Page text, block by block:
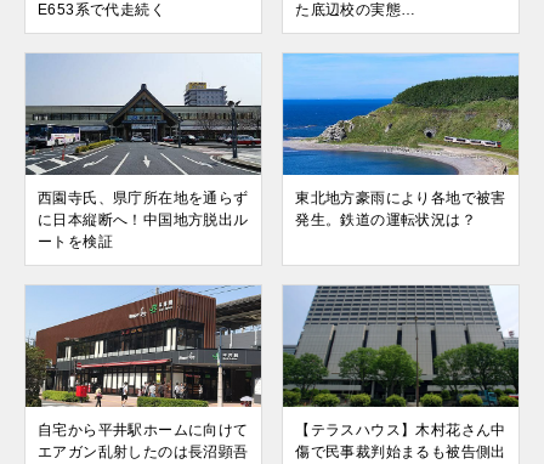
E653系で代走続く
た底辺校の実態…
西園寺氏、県庁所在地を通らず
に日本縦断へ！中国地方脱出ル
ートを検証
東北地方豪雨により各地で被害
発生。鉄道の運転状況は？
自宅から平井駅ホームに向けて
エアガン乱射したのは長沼顕吾
【テラスハウス】木村花さん中
傷で民事裁判始まるも被告側出